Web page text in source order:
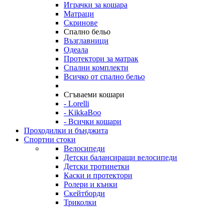
Играчки за кошара
Матраци
Скринове
Спално бельо
Възглавници
Одеала
Протектори за матрак
Спални комплекти
Всичко от спално бельо
Сгъваеми кошари
- Lorelli
- KikkaBoo
- Всички кошари
Проходилки и бънджита
Спортни стоки
Велосипеди
Детски балансиращи велосипеди
Детски тротинетки
Каски и протектори
Ролери и кънки
Скейтборди
Триколки